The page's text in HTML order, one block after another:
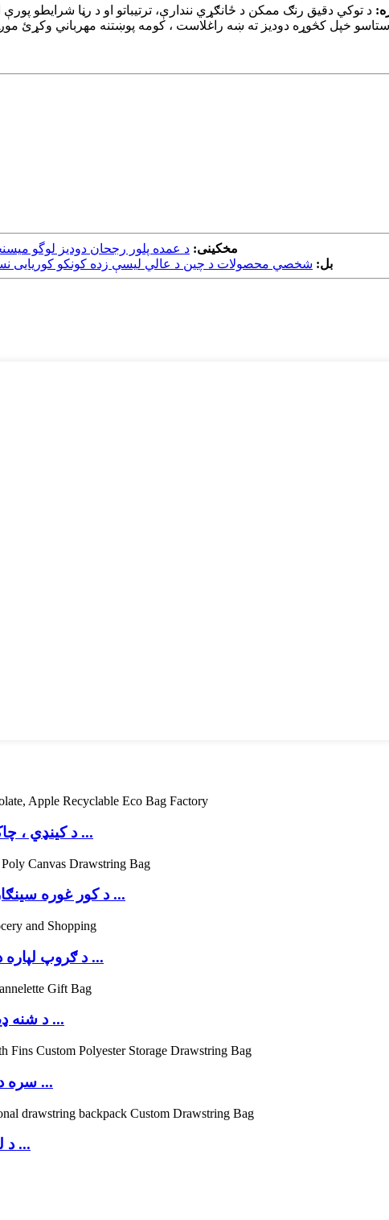
مخکینی: د عمده پلور رجحان دودیز لوگو
بل: شخصي محصولات د چین د عالي لیسې زده کونکو کوریایی
د کینډي ، چاکلو لپاره د کرسمس ډالۍ کڅوړه ډرسټرینګ ...
د کور غوره سینګار په ټوله کې د ښکلي څارویو چاپ شوي پو ...
د ګروپ لپاره د لوړ کیفیت خالص کتان ډراسټرینګ کڅوړه ...
د شنه ډیزاین ګاڼې مخمل کڅوړه د ډراسټرینګ فلان ...
د F سره د ډوبولو لپاره د عمده پلور اسانه کڅوړه ...
د لوړ کیفیت پالیسټر ډراسټرینګ کڅوړه ترویج ...